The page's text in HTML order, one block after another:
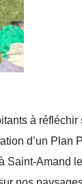
à réfléchir
d’un Plan
Saint-Amand